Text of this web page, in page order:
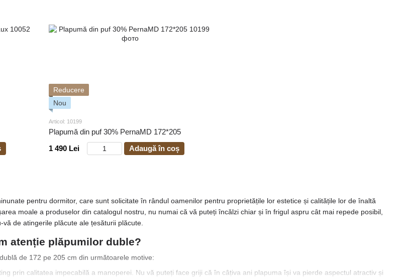
pentru dormitor, care sunt solicitate în rândul oamenilor pentru proprietățile lor estetice și calitățile lor de înaltă
moale a produselor din catalogul nostru, nu numai că vă puteți încălzi chiar și în frigul aspru cât mai repede posibil,
de atingerile plăcute ale țesăturii plăcute.
atenție plăpumilor duble?
de 172 pe 205 cm din următoarele motive:
prin calitatea impecabilă a manoperei. Nu vă puteți face griji că în câțiva ani plapuma își va pierde aspectul atractiv și
Reducere
Nou
Articol: 10199
Plapumă din puf 30% PernaMD 172*205
1 490 Lei
Adaugă în coș